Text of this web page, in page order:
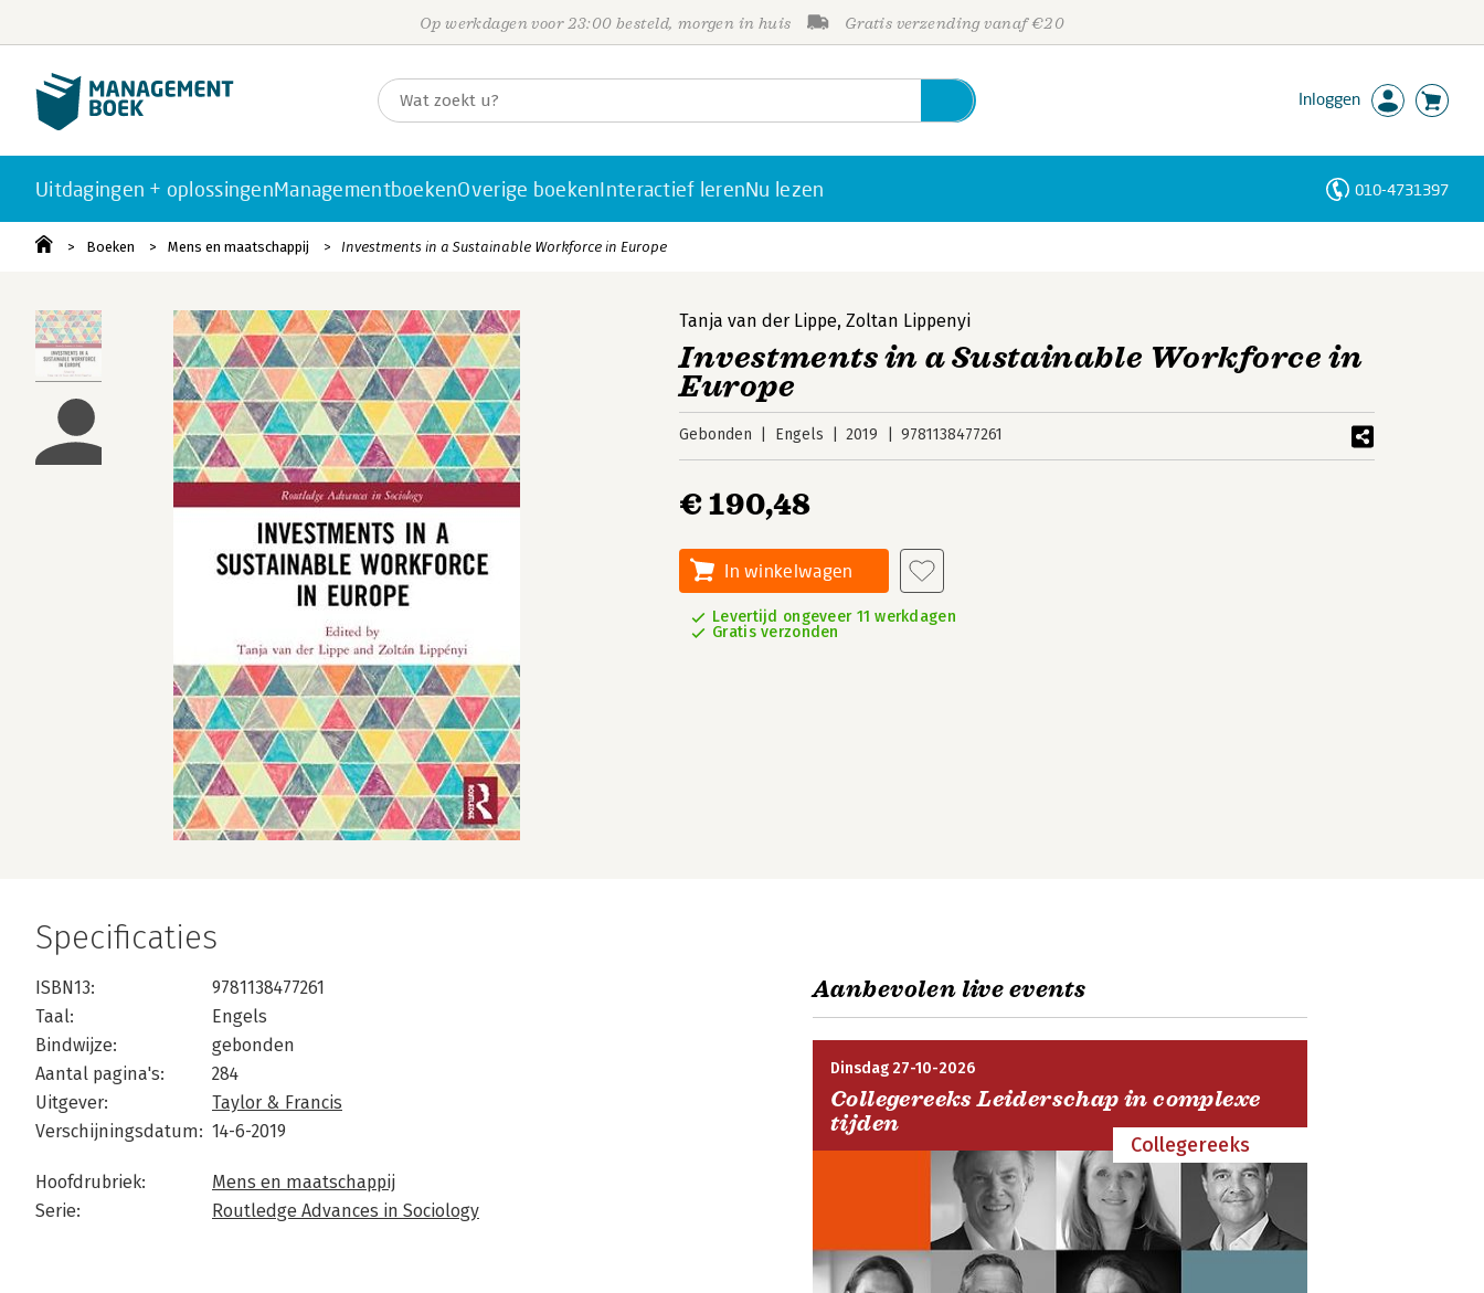
Op werkdagen voor 23:00 besteld, morgen in huis Gratis verzending vanaf €20
Inloggen
Uitdagingen + oplossingenManagementboekenOverige boekenInteractief lerenNu lezen 010-4731397
Boeken Mens en maatschappij Investments in a Sustainable Workforce in Europe
Tanja van der Lippe,Zoltan Lippenyi
Investments in a Sustainable Workforce in
Europe
Gebonden Engels 2019 9781138477261
€ 190,48
In winkelwagen
Levertijd ongeveer 11 werkdagen
Gratis verzonden
Specificaties
ISBN13:
9781138477261
Taal:
Engels
Bindwijze:
gebonden
Aantal pagina's:
284
Uitgever:
Taylor & Francis
Verschijningsdatum: 14-6-2019
Hoofdrubriek:
Mens en maatschappij
Serie:
Routledge Advances in Sociology
Aanbevolen live events
Dinsdag 27-10-2026
Collegereeks Leiderschap in complexe
tijden
Collegereeks
Personen